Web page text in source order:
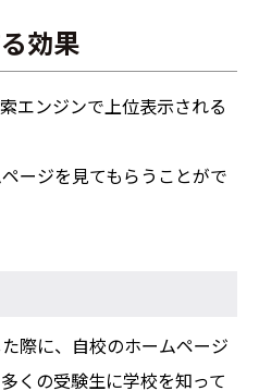
効果
エンジンで上位表示される
ージを見てもらうことがで
際に、自校のホームページ
くの受験生に学校を知って